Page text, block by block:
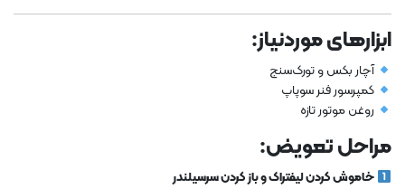
ابزارهای موردنیاز:
آچار بکس و تورک‌سنج
کمپرسور فنر سوپاپ
روغن موتور تازه
مراحل تعویض:
خاموش کردن لیفتراک و باز کردن سرسیلندر